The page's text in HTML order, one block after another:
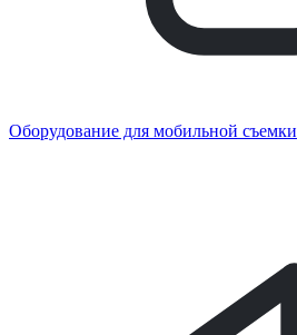
Оборудование для мобильной съемки